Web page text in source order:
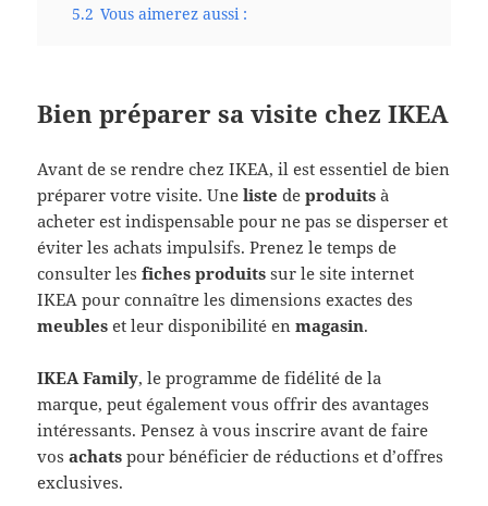
5.2 Vous aimerez aussi :
Bien préparer sa visite chez IKEA
Avant de se rendre chez IKEA, il est essentiel de bien
préparer votre visite. Uneliste deproduits à
acheter est indispensable pour ne pas se disperser et
éviter les achats impulsifs. Prenez le temps de
consulter lesfiches produits sur le site internet
IKEA pour connaître les dimensions exactes des
meubles et leur disponibilité enmagasin.
IKEA Family, le programme de fidélité de la
marque, peut également vous offrir des avantages
intéressants. Pensez à vous inscrire avant de faire
vosachats pour bénéficier de réductions et d’offres
exclusives.